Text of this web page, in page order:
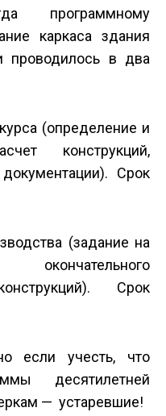
программному
каркаса здания
проводилось в два
(определение и
конструкций,
Срок
(задание на
окончательного
Срок
если учесть, что
десятилетней
— устаревшие!